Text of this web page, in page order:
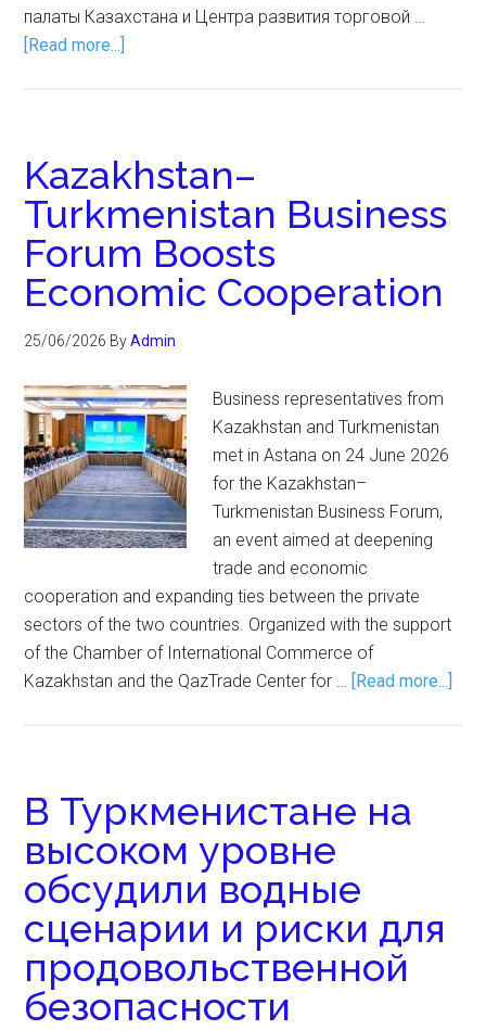
палаты Казахстана и Центра развития торговой …
[Read more...]
Kazakhstan–
Turkmenistan Business
Forum Boosts
Economic Cooperation
25/06/2026 ByAdmin
Business representatives from
Kazakhstan and Turkmenistan
met in Astana on 24 June 2026
for the Kazakhstan–
Turkmenistan Business Forum,
an event aimed at deepening
trade and economic
cooperation and expanding ties between the private
sectors of the two countries. Organized with the support
of the Chamber of International Commerce of
Kazakhstan and the QazTrade Center for … [Read more...]
В Туркменистане на
высоком уровне
обсудили водные
сценарии и риски для
продовольственной
безопасности